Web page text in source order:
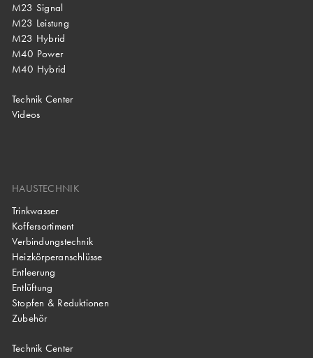
M23 Signal
M23 Leistung
M23 Hybrid
M40 Power
M40 Hybrid
Technik Center
Videos
HAUSTECHNIK
Trinkwasser
Koffersortiment
Verbindungstechnik
Heizkörperanschlüsse
Entleerung
Entlüftung
Stopfen & Reduktionen
Zubehör
Technik Center